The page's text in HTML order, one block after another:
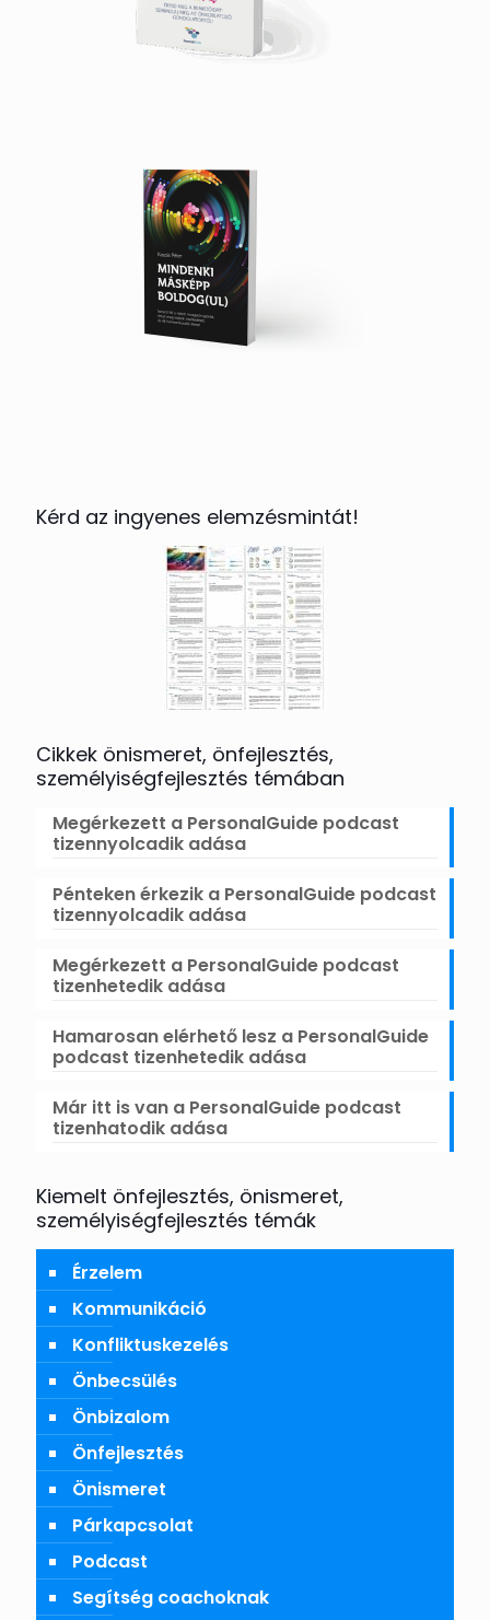
Kérd az ingyenes elemzésmintát!
Cikkek önismeret, önfejlesztés,
személyiségfejlesztés témában
Megérkezett a PersonalGuide podcast
tizennyolcadik adása
Pénteken érkezik a PersonalGuide podcast
tizennyolcadik adása
Megérkezett a PersonalGuide podcast
tizenhetedik adása
Hamarosan elérhető lesz a PersonalGuide
podcast tizenhetedik adása
Már itt is van a PersonalGuide podcast
tizenhatodik adása
Kiemelt önfejlesztés, önismeret,
személyiségfejlesztés témák
Érzelem
Kommunikáció
Konfliktuskezelés
Önbecsülés
Önbizalom
Önfejlesztés
Önismeret
Párkapcsolat
Podcast
Segítség coachoknak